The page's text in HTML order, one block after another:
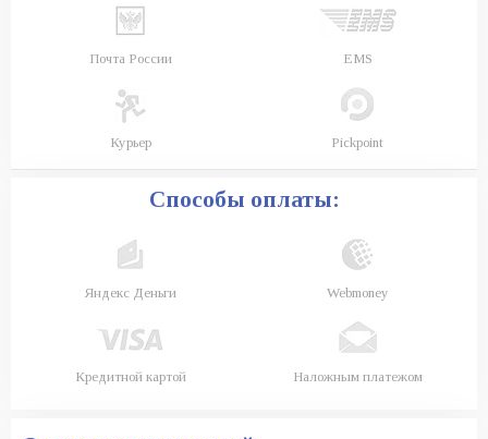
Почта России EMS
Курьер Pickpoint
Способы оплаты:
Яндекс Деньги Webmoney
Кредитной картой Наложным платежом